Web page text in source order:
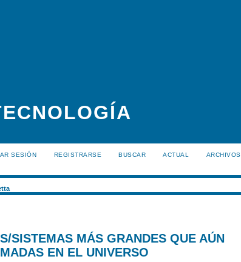
SESIÓN REGISTRARSE BUSCAR ACTUAL
ARCHIVOS
SISTEMAS MÁS GRANDES QUE AÚN
EN EL UNIVERSO